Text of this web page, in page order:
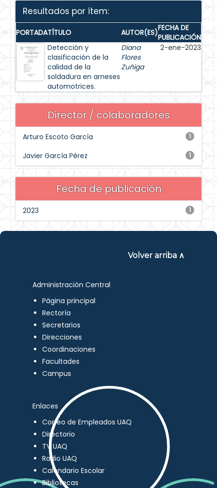
Resultados por ítem:
PORTADATÍTULO AUTOR(ES)FECHA DE
PUBLICACIÓN
Detección y
clasificación de la
calidad de la
soldadura en arneses
automotrices.
Diana
Flores
Zuñiga
2-ene-2023
Director / colaboradores
1
Arturo Escoto García
1
Javier García Pérez
Fecha de publicación
1
2023
Volver arriba ∧
Administración Central
Página principal
Rectoría
Secretarios
Direcciones
Coordinaciones
Facultades
Campus
Enlaces
Correo de Empleados UAQ
Directorio
TV UAQ
Radio UAQ
Calendario Escolar
Bibliotecas